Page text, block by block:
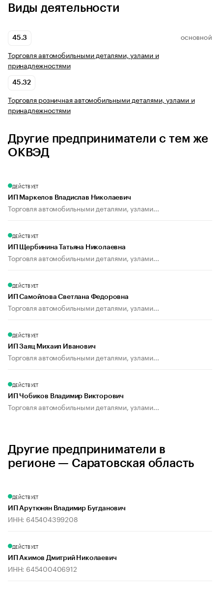
Виды деятельности
45.3 ОСНОВНОЙ
Торговля автомобильными деталями, узлами и
принадлежностями
45.32
Торговля розничная автомобильными деталями, узлами и
принадлежностями
Другие предприниматели с тем же
ОКВЭД
ДЕЙСТВУЕТ
ИП Маркелов Владислав Николаевич
Торговля автомобильными деталями, узлами...
ДЕЙСТВУЕТ
ИП Щербинина Татьяна Николаевна
Торговля автомобильными деталями, узлами...
ДЕЙСТВУЕТ
ИП Самойлова Светлана Федоровна
Торговля автомобильными деталями, узлами...
ДЕЙСТВУЕТ
ИП Заяц Михаил Иванович
Торговля автомобильными деталями, узлами...
ДЕЙСТВУЕТ
ИП Чобиков Владимир Викторович
Торговля автомобильными деталями, узлами...
Другие предприниматели в
регионе — Саратовская область
ДЕЙСТВУЕТ
ИП Арутюнян Владимир Бугданович
ИНН: 645404399208
ДЕЙСТВУЕТ
ИП Акимов Дмитрий Николаевич
ИНН: 645400406912